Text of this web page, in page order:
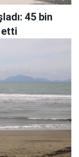
45 bin
etti